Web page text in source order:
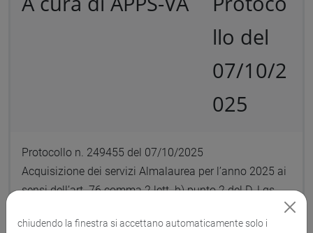
llo del
07/10/2
025
Protocollo n. 249455 del 07/10/2025
Acquisizione dei servizi Almalaurea per l’anno 2025 ai
sensi dell’art. 76 comma 2 lett. b) punto 2 del D. Lgs
chiudendo la finestra si accettano automaticamente solo i